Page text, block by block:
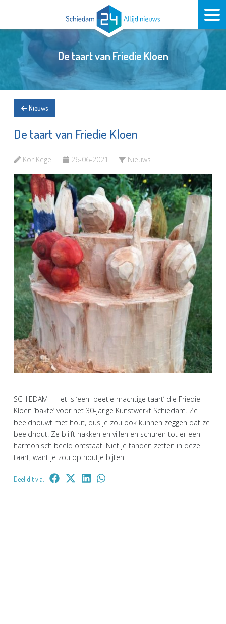
De taart van Friedie Kloen
Nieuws
De taart van Friedie Kloen
Kor Kegel 26-06-2021 Nieuws
SCHIEDAM – Het is ‘een beetje machtige taart’ die Friedie
Kloen ‘bakte’ voor het 30-jarige Kunstwerkt Schiedam. Ze
beeldhouwt met hout, dus je zou ook kunnen zeggen dat ze
beeldhout. Ze blijft hakken en vijlen en schuren tot er een
harmonisch beeld ontstaat. Niet je tanden zetten in deze
taart, want je zou op houtje bijten.
Deel dit via: